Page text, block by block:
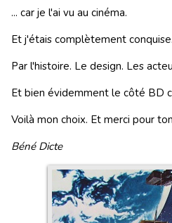
... car je l'ai vu au cinéma.
Et j'étais complètement conquise.
Par l'histoire. Le design. Les
Et bien évidemment le côté BD
Voilà mon choix. Et merci pour
Béné Dicte